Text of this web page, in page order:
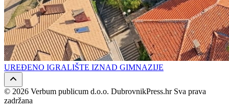
UREĐENO IGRALIŠTE IZNAD GIMNAZIJE
© 2026 Verbum publicum d.o.o. DubrovnikPress.hr Sva prava
zadržana